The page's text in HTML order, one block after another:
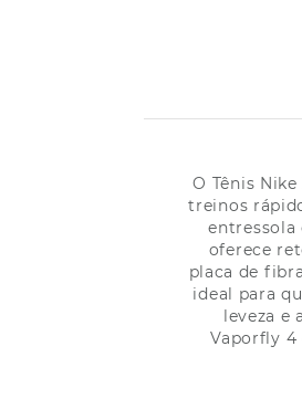
O Tênis
treinos
entressola
oferece
placa de
ideal para
leveza e
Vaporfly 4